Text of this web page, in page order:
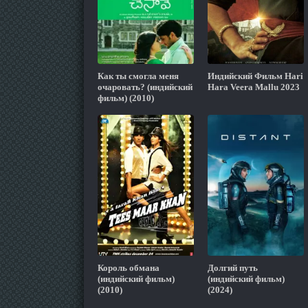
Как ты смогла меня
очаровать? (индийский
фильм) (2010)
Индийский Фильм Hari
Hara Veera Mallu 2023
Король обмана
(индийский фильм)
(2010)
Долгий путь
(индийский фильм)
(2024)